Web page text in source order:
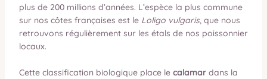
plus de 200 millions d’années. L’espèce la plus commune
sur nos côtes françaises est le Loligo vulgaris, que nous
retrouvons régulièrement sur les étals de nos poissonnier
locaux.
Cette classification biologique place le calamardans la